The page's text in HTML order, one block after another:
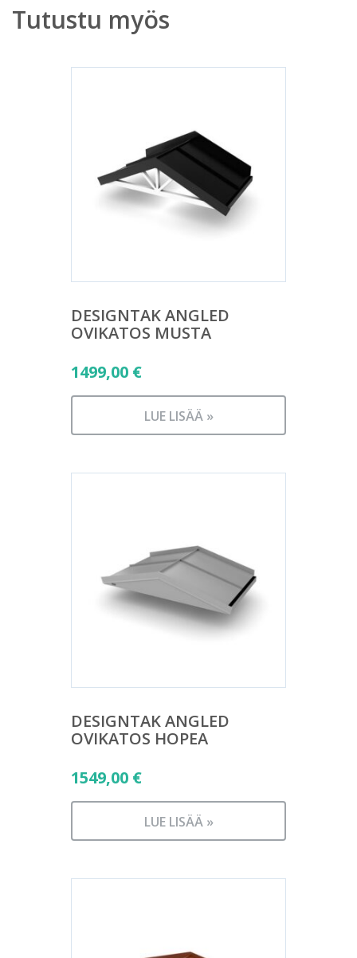
Tutustu myös
DESIGNTAK ANGLED
OVIKATOS MUSTA
1499,00 €
LUE LISÄÄ »
DESIGNTAK ANGLED
OVIKATOS HOPEA
1549,00 €
LUE LISÄÄ »